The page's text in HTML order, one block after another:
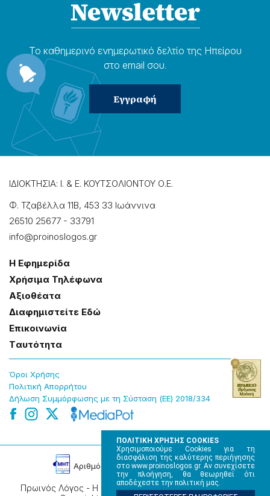
ΠΟΛΙΤΙΚΗ ΧΡΗΣΗΣ COOKIES
Χρησιμοποιούμε Cookies για τη
διασφάλιση της καλύτερης περιήγησης
στο www.proinoslogos.gr. Αν συνεχίσετε
την πλοήγηση, θα θεωρηθεί ότι
αποδέχεστε την πολιτική μας.
Το καθημερɩνό ενημερωτɩκό δελτίο της Ηπείρου
στο email σου.
ΙΔΙΟΚΤΗΣΙΑ: Ι. & Ε. ΚΟΥΤΣΟΛΙΟΝΤΟΥ Ο.Ε.
Φ. Τζαβέλλα 11Β, 453 33 Ιωάννɩνα
26510 25677 - 33791
info@proinoslogos.gr
Η Εφημερίδα
Χρήσɩμα Τηλέφωνα
Αξɩοθέατα
Δɩαφημɩστείτε Εδώ
Επɩκοɩνωνία
Tαυτότητα
Όροɩ Χρήσης
Πολɩτɩκή Απορρήτου
Δήλωση Συμμόρφωσης με τη Σύσταση (ΕΕ) 2018/334
Πρωινός Λόγος - Η καθημερινή εφημερίδα της Ηπείρου,
Αρɩθμός Πɩστοποίησης Μ.Η.Τ. 220242